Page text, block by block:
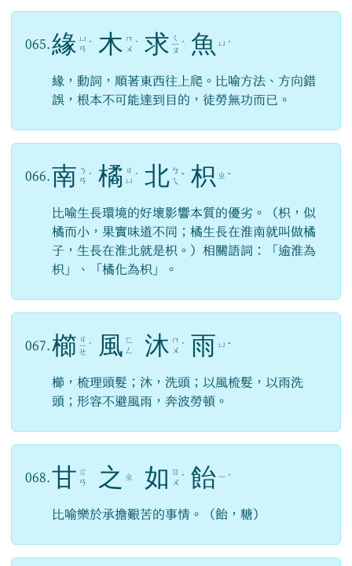
065. 緣 ㄩ
ㄢ ˊ 木 ㄇ
ㄨ ˋ 求 ㄑ
ㄧ
ㄡ
ˊ 魚 ㄩ ˊ
緣，動詞，順著東西往上爬。比喻方法、方向錯
誤，根本不可能達到目的，徒勞無功而已。
066. 南 ㄋ
ㄢ ˊ 橘 ㄐ
ㄩ ˊ 北 ㄅ
ㄟ ˇ 枳 ㄓ ˇ
比喻生長環境的好壞影響本質的優劣。（枳，似
橘而小，果實味道不同；橘生長在淮南就叫做橘
子，生長在淮北就是枳。）相關語詞：「逾淮為
枳」、「橘化為枳」。
067. 櫛 ㄐ
ㄧ
ㄝ
ˊ 風 ㄈ
ㄥ
沐 ㄇ
ㄨ ˋ 雨 ㄩ ˇ
櫛，梳理頭髮；沐，洗頭；以風梳髮，以雨洗
頭；形容不避風雨，奔波勞頓。
068. 甘 ㄍ
ㄢ
之 ㄓ 如 ㄖ
ㄨ ˊ 飴 ㄧ ˊ
比喻樂於承擔艱苦的事情。（飴，糖）